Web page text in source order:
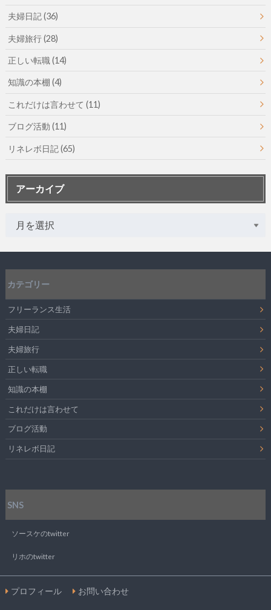
夫婦日記(36)
夫婦旅行(28)
正しい転職(14)
知識の本棚(4)
これだけは言わせて(11)
ブログ活動(11)
リネレボ日記(65)
アーカイブ
カテゴリー
フリーランス生活
夫婦日記
夫婦旅行
正しい転職
知識の本棚
これだけは言わせて
ブログ活動
リネレボ日記
SNS
ソースケのtwitter
リホのtwitter
プロフィール お問い合わせ